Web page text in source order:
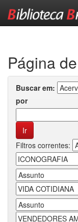
Página
Buscar em:
por
Filtros correntes: